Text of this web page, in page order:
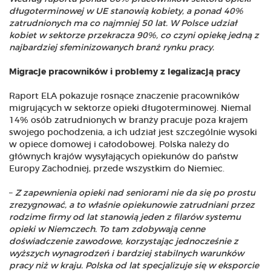
długoterminowej w UE stanowią kobiety, a ponad 40%
zatrudnionych ma co najmniej 50 lat. W Polsce udział
kobiet w sektorze przekracza 90%, co czyni opiekę jedną z
najbardziej sfeminizowanych branż rynku pracy.
Migracje pracowników i problemy z legalizacją pracy
Raport ELA pokazuje rosnące znaczenie pracowników
migrujących w sektorze opieki długoterminowej. Niemal
14% osób zatrudnionych w branży pracuje poza krajem
swojego pochodzenia, a ich udział jest szczególnie wysoki
w opiece domowej i całodobowej. Polska należy do
głównych krajów wysyłających opiekunów do państw
Europy Zachodniej, przede wszystkim do Niemiec.
– Z zapewnienia opieki nad seniorami nie da się po prostu
zrezygnować, a to właśnie opiekunowie zatrudniani przez
rodzime firmy od lat stanowią jeden z filarów systemu
opieki w Niemczech. To tam zdobywają cenne
doświadczenie zawodowe, korzystając jednocześnie z
wyższych wynagrodzeń i bardziej stabilnych warunków
pracy niż w kraju. Polska od lat specjalizuje się w eksporcie